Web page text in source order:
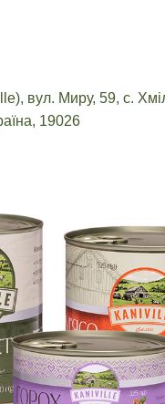
вул. Миру, 59, с.
19026